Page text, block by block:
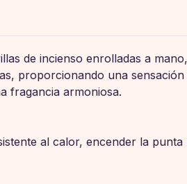
de incienso enrolladas a
proporcionando una
fragancia armoniosa.
al calor, encender la